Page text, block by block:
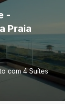
-
Praia
com 4 Suítes